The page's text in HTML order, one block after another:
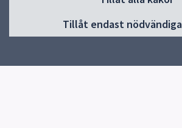
Tillåt endast
Om Pedagog Uppsala